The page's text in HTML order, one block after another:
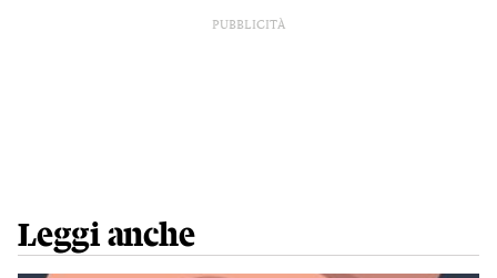
PUBBLICITÀ
Leggi anche